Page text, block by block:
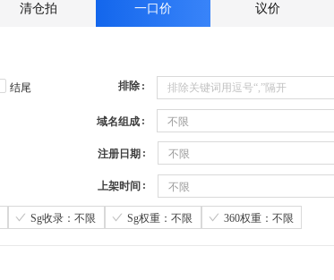
清仓拍 一口价 议价
结尾 排除
域名组成 不限
注册日期 不限
上架时间 不限
Sg收录：不限 Sg权重：不限 360权重：不限